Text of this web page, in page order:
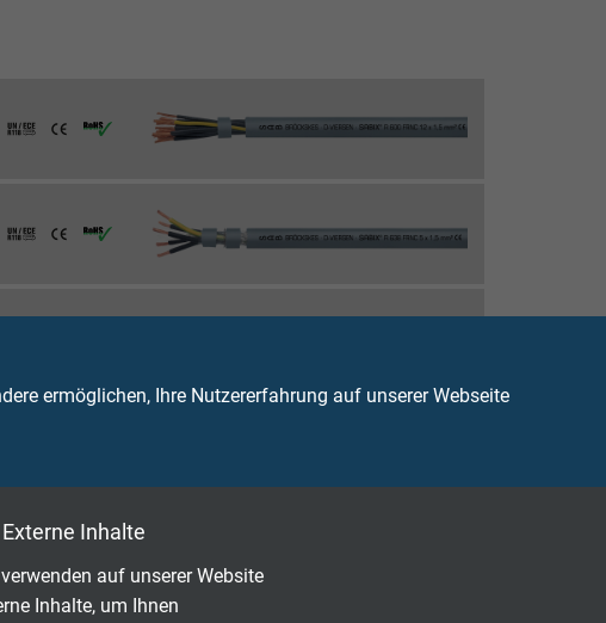
ermöglichen, Ihre Nutzererfahrung auf unserer Webseite
Externe Inhalte
auf unserer Website
Inhalte, um Ihnen